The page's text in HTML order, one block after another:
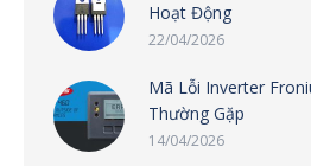
Hoạt Động
22/04/2026
Mã Lỗi Inverter
Thường Gặp
14/04/2026